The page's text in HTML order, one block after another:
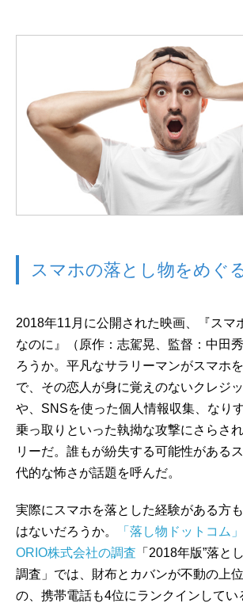
スマホの落とし物をめぐ
2018年11月に公開された映画、『スマ
なのに』（原作：志駕晃、監督：中田
ろうか。平凡なサラリーマンがスマホ
で、その恋人が身に覚えのないクレジ
や、SNSを使った個人情報収集、なり
乗っ取りといった執拗な攻撃にさらさ
リーだ。誰もが紛失する可能性がある
代的な怖さが話題を呼んだ。
実際にスマホを落とした経験がある方
はないだろうか。
「落し物ドットコム
ORIO株式会社の調査 「2018年版”落と
調査」では、財布とカバンが不動の上
の、携帯電話も4位にランクインしてい